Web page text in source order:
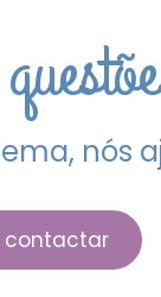
nós
contactar